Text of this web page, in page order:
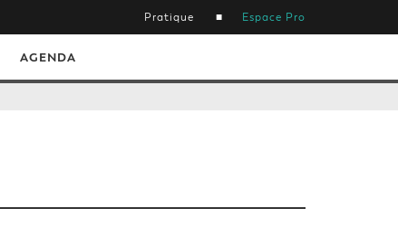
Pratique Espace Pro
AGENDA